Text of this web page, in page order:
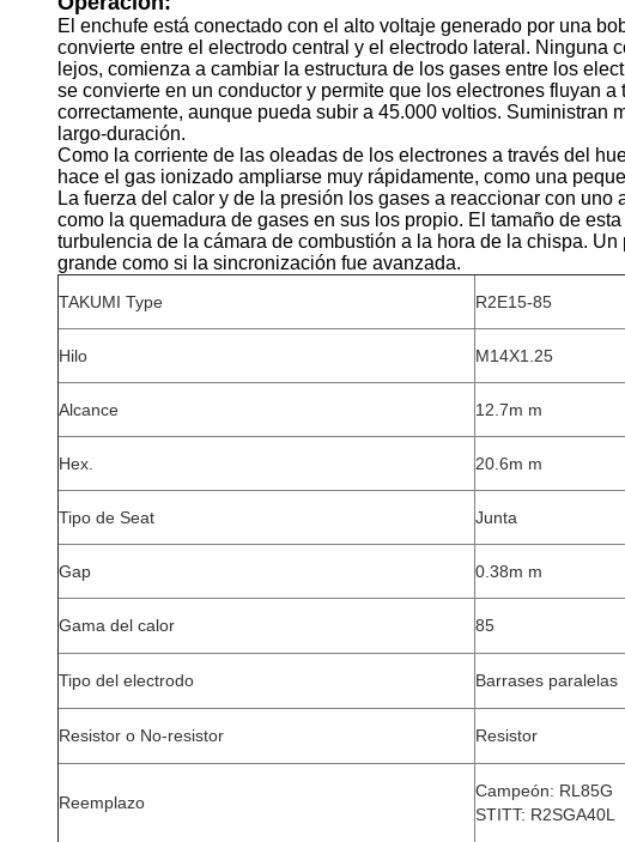
El enchufe está conectado con el alto voltaje generado por una
convierte entre el electrodo central y el electrodo lateral. Ninguna
lejos, comienza a cambiar la estructura de los gases entre los
se convierte en un conductor y permite que los electrones fluyan
correctamente, aunque pueda subir a 45.000 voltios. Suministran
largo-duración.
Como la corriente de las oleadas de los electrones a través del
hace el gas ionizado ampliarse muy rápidamente, como una
La fuerza del calor y de la presión los gases a reaccionar con
como la quemadura de gases en sus los propio. El tamaño de
turbulencia de la cámara de combustión a la hora de la chispa.
grande como si la sincronización fue avanzada.
TAKUMI Type R2E15-85
Hilo M14X1.25
Alcance 12.7m m
Hex. 20.6m m
Tipo de Seat Junta
Gap 0.38m m
Gama del calor 85
Tipo del electrodo Barrases paralelas
Resistor o No-resistor Resistor
Reemplazo
Campeón: RL85G
STITT: R2SGA40L